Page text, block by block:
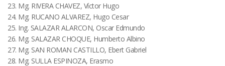
23. Mg. RIVERA CHAVEZ, Víctor Hugo
24. Mg. RUCANO ALVAREZ, Hugo Cesar
25. Ing. SALAZAR ALARCON, Oscar Edmundo
26. Mg. SALAZAR CHOQUE, Humberto Albino
27. Mg. SAN ROMAN CASTILLO, Ebert Gabriel
28. Mg. SULLA ESPINOZA, Erasmo